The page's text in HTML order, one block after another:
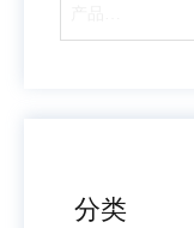
分类